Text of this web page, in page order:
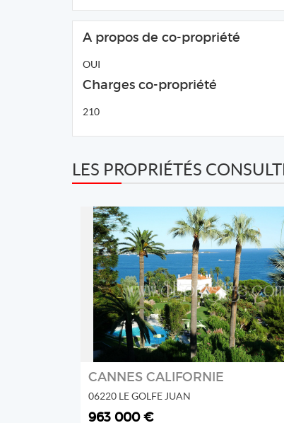
A propos de co-propriété
OUI
Charges co-propriété
210
LES PROPRIÉTÉS
REF: 1201560
SB Prestige
2
CANNES CALIFORNIE
06220 LE GOLFE JUAN
963 000 €